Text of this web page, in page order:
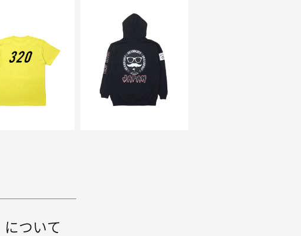
ついて